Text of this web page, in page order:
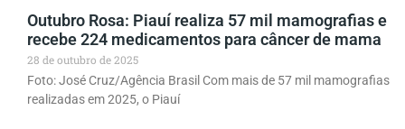
Outubro Rosa: Piauí realiza 57 mil mamografias e
recebe 224 medicamentos para câncer de mama
28 de outubro de 2025
Foto: José Cruz/Agência Brasil Com mais de 57 mil mamografias
realizadas em 2025, o Piauí